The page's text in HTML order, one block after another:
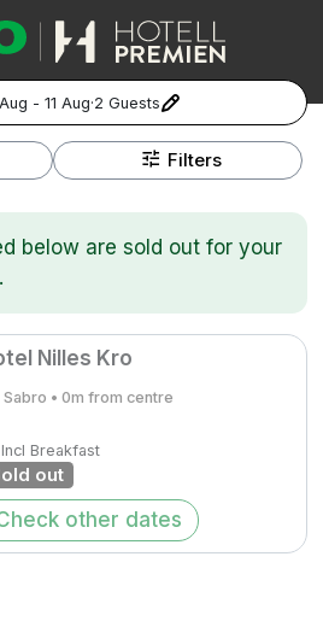
- 11 Aug·2 Guests
Filters
below are sold out for your
Nilles Kro
Sabro • 0m from centre
Incl Breakfast
out
other dates
Manage Preferences
Familjerum